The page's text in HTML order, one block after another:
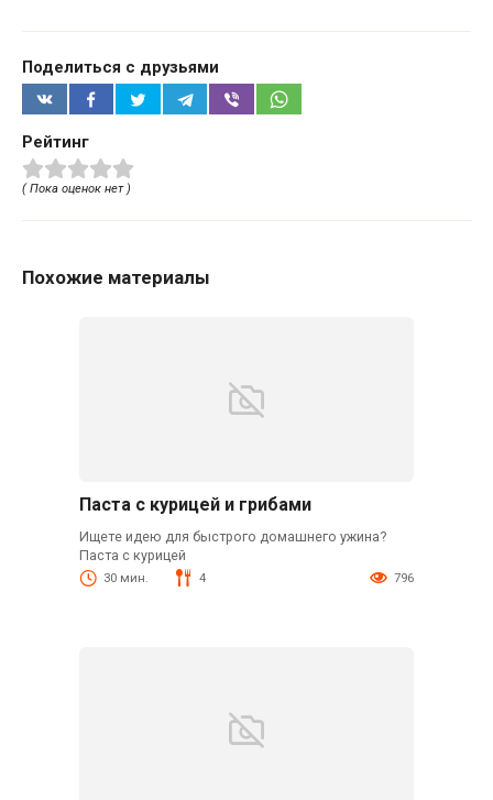
Поделиться с друзьями
Рейтинг
( Пока оценок нет )
Похожие материалы
Паста с курицей и грибами
Ищете идею для быстрого домашнего ужина?
Паста с курицей
30 мин. 4 796